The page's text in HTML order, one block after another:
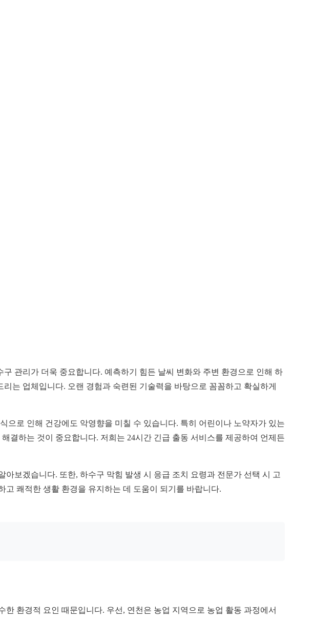
관리가 더욱 중요합니다. 예측하기 힘든 날씨 변화와 주변 환경으로 인해 하
는 업체입니다. 오랜 경험과 숙련된 기술력을 바탕으로 꼼꼼하고 확실하게
로 인해 건강에도 악영향을 미칠 수 있습니다. 특히 어린이나 노약자가 있는
결하는 것이 중요합니다. 저희는 24시간 긴급 출동 서비스를 제공하여 언제든
보겠습니다. 또한, 하수구 막힘 발생 시 응급 조치 요령과 전문가 선택 시 고
쾌적한 생활 환경을 유지하는 데 도움이 되기를 바랍니다.
환경적 요인 때문입니다. 우선, 연천은 농업 지역으로 농업 활동 과정에서